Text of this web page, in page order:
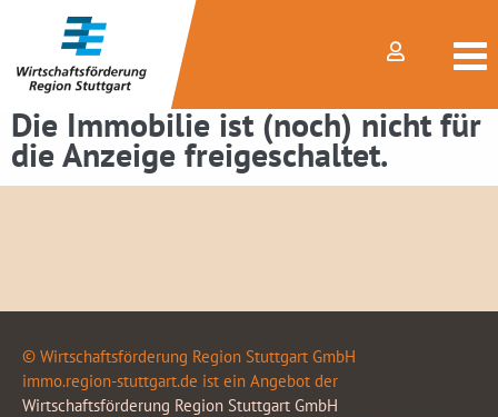
Die Immobilie ist (noch) nicht für
die Anzeige freigeschaltet.
© Wirtschaftsförderung Region Stuttgart GmbH
immo.region-stuttgart.de ist ein Angebot der
Wirtschaftsförderung Region Stuttgart GmbH